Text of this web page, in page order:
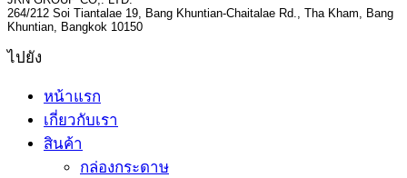
264/212 Soi Tiantalae 19, Bang Khuntian-Chaitalae Rd., Tha Kham, Bang
Khuntian, Bangkok 10150
ไปยัง
หน้าแรก
เกี่ยวกับเรา
สินค้า
กล่องกระดาษ